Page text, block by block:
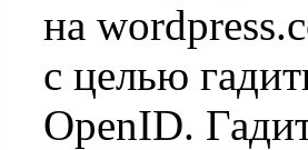
на
с целью
OpenID.